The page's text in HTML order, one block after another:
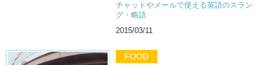
チャットやメールで使える英語のスラン
グ・略語
2015/03/11
FOOD